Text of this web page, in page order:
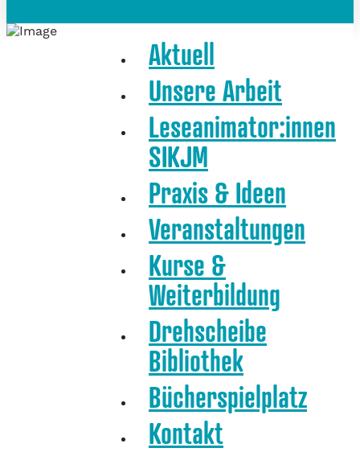
Aktuell
Unsere Arbeit
Leseanimator:innen
SIKJM
Praxis & Ideen
Veranstaltungen
Kurse &
Weiterbildung
Drehscheibe
Bibliothek
Bücherspielplatz
Kontakt